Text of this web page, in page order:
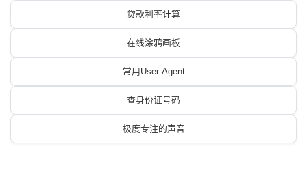
贷款利率计算
在线涂鸦画板
常用User-Agent
查身份证号码
极度专注的声音